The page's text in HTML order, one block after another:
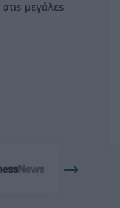
μεγάλες